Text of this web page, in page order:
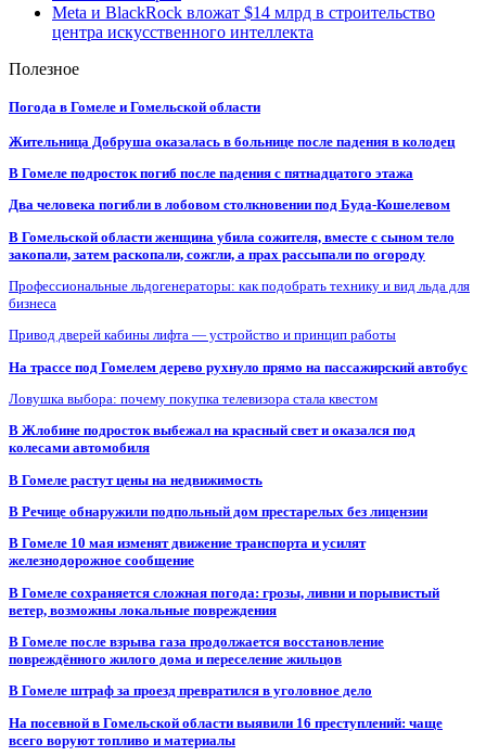
Meta и BlackRock вложат $14 млрд в строительство
центра искусственного интеллекта
Полезное
Погода в Гомеле и Гомельской области
Жительница Добруша оказалась в больнице после падения в колодец
В Гомеле подросток погиб после падения с пятнадцатого этажа
Два человека погибли в лобовом столкновении под Буда-Кошелевом
В Гомельской области женщина убила сожителя, вместе с сыном тело
закопали, затем раскопали, сожгли, а прах рассыпали по огороду
Профессиональные льдогенераторы: как подобрать технику и вид льда для
бизнеса
Привод дверей кабины лифта — устройство и принцип работы
На трассе под Гомелем дерево рухнуло прямо на пассажирский автобус
Ловушка выбора: почему покупка телевизора стала квестом
В Жлобине подросток выбежал на красный свет и оказался под
колесами автомобиля
В Гомеле растут цены на недвижимость
В Речице обнаружили подпольный дом престарелых без лицензии
В Гомеле 10 мая изменят движение транспорта и усилят
железнодорожное сообщение
В Гомеле сохраняется сложная погода: грозы, ливни и порывистый
ветер, возможны локальные повреждения
В Гомеле после взрыва газа продолжается восстановление
повреждённого жилого дома и переселение жильцов
В Гомеле штраф за проезд превратился в уголовное дело
На посевной в Гомельской области выявили 16 преступлений: чаще
всего воруют топливо и материалы